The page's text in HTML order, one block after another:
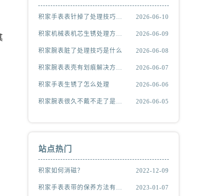
积家手表表针掉了处理技巧推荐 2026-06-10
积家机械表机芯生锈处理方法汇总 2026-06-09
积家腕表脏了处理技巧是什么 2026-06-08
积家腕表表壳有划痕解决方法详解 2026-06-07
积家手表生锈了怎么处理 2026-06-06
积家腕表很久不戴不走了是什么原因 2026-06-05
站点热门
积家如何消磁？ 2022-12-09
积家手表表带的保养方法有哪些？ 2023-01-07